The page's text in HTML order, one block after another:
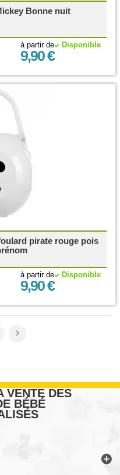
Bonne nuit
Disponible
à partir de
9,90 €
pirate rouge pois
Disponible
à partir de
9,90 €
VENTE DES
BÉBÉ